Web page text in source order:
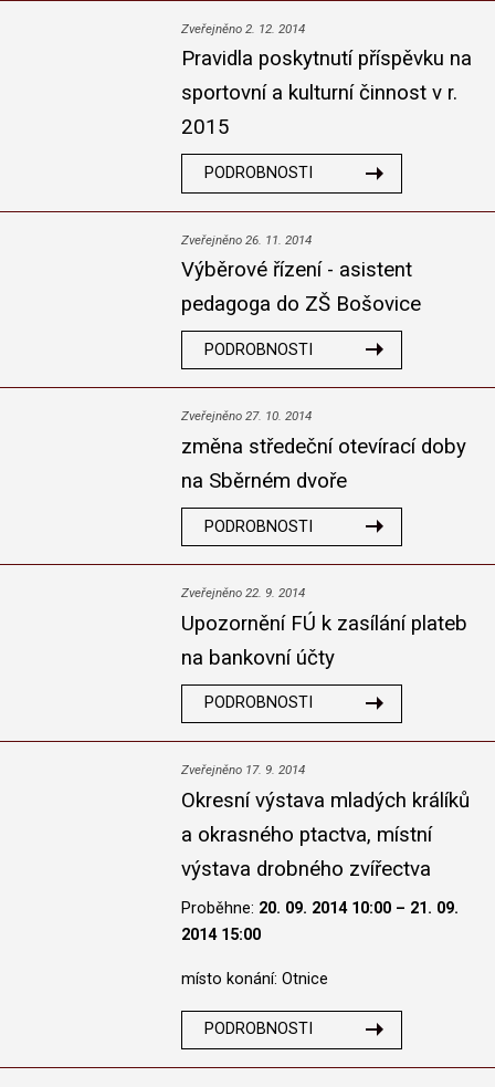
Zveřejněno 2. 12. 2014
Pravidla poskytnutí příspěvku na
sportovní a kulturní činnost v r.
2015
PODROBNOSTI
Zveřejněno 26. 11. 2014
Výběrové řízení - asistent
pedagoga do ZŠ Bošovice
PODROBNOSTI
Zveřejněno 27. 10. 2014
změna středeční otevírací doby
na Sběrném dvoře
PODROBNOSTI
Zveřejněno 22. 9. 2014
Upozornění FÚ k zasílání plateb
na bankovní účty
PODROBNOSTI
Zveřejněno 17. 9. 2014
Okresní výstava mladých králíků
a okrasného ptactva, místní
výstava drobného zvířectva
Proběhne: 20. 09. 2014 10:00 – 21. 09.
2014 15:00
místo konání: Otnice
PODROBNOSTI